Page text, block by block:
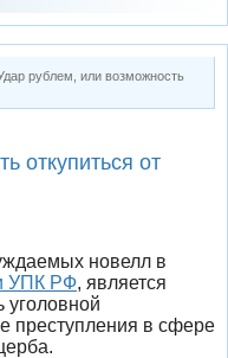
рублем, или возможность
откупиться от
новелл в
УПК РФ, является
уголовной
преступления в сфере